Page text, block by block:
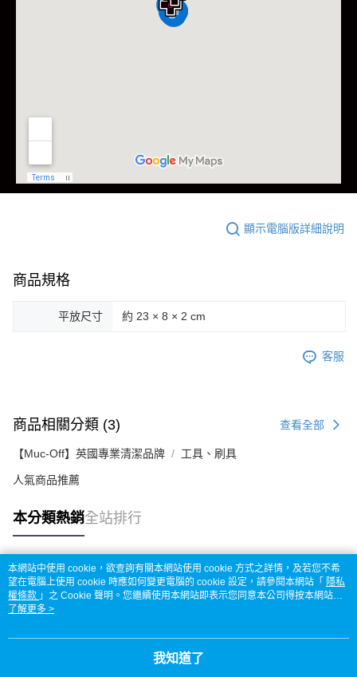
顯示電腦版詳細說明
商品規格
平放尺寸 約 23 × 8 × 2 cm
客服
商品相關分類 (3) 查看全部
【Muc-Off】英國專業清潔品牌 工具、刷具
人氣商品推薦
本分類熱銷全站排行
熱門標籤
本網站中使用 cookie，欲查詢有關本網站使用 cookie 方式之詳情，及若您不希
望在電腦上使用 cookie 時應如何變更電腦的 cookie 設定，請參閱本網站「 隱私
權條款 」之 Cookie 聲明。您繼續使用本網站即表示您同意本公司得按本網站使
用條款之 Cookie 聲明使用 cookie。
了解更多 >
我知道了